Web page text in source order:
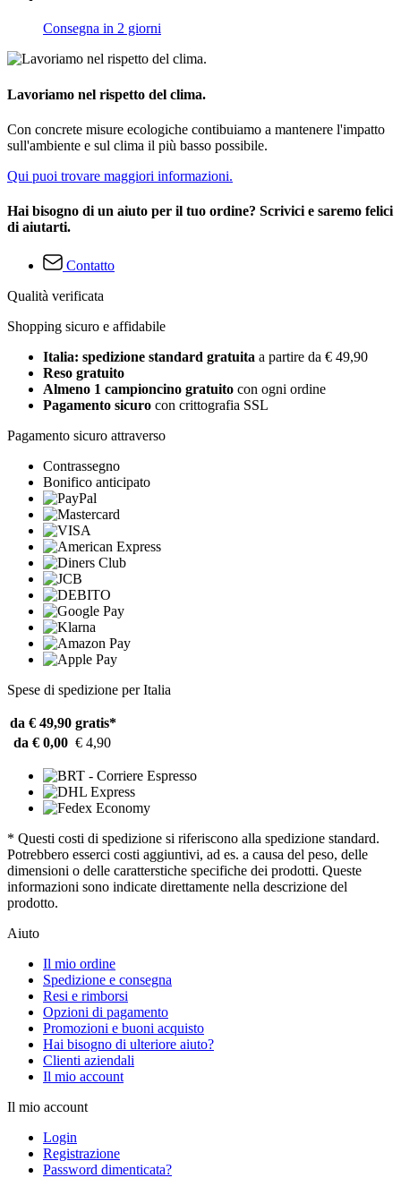
Consegna in 2 giorni
Lavoriamo nel rispetto del clima.
Con concrete misure ecologiche contibuiamo a mantenere l'impatto
sull'ambiente e sul clima il più basso possibile.
Qui puoi trovare maggiori informazioni.
Hai bisogno di un aiuto per il tuo ordine? Scrivici e saremo felici
di aiutarti.
Contatto
Qualità verificata
Shopping sicuro e affidabile
Italia: spedizione standard gratuita a partire da € 49,90
Reso gratuito
Almeno 1 campioncino gratuito con ogni ordine
Pagamento sicuro con crittografia SSL
Pagamento sicuro attraverso
Contrassegno
Bonifico anticipato
Spese di spedizione per Italia
da € 49,90 gratis*
da € 0,00 € 4,90
* Questi costi di spedizione si riferiscono alla spedizione standard.
Potrebbero esserci costi aggiuntivi, ad es. a causa del peso, delle
dimensioni o delle caratterstiche specifiche dei prodotti. Queste
informazioni sono indicate direttamente nella descrizione del
prodotto.
Aiuto
Il mio ordine
Spedizione e consegna
Resi e rimborsi
Opzioni di pagamento
Promozioni e buoni acquisto
Hai bisogno di ulteriore aiuto?
Clienti aziendali
Il mio account
Il mio account
Login
Registrazione
Password dimenticata?